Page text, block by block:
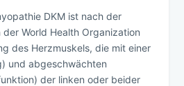
DKM ist nach der
World Health Organization
des Herzmuskels, die mit einer
und abgeschwächten
der linken oder beider